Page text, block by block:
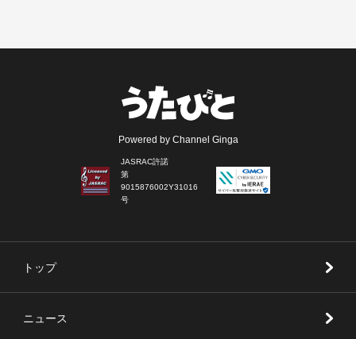
Powered by Channel Ginga
JASRAC許諾
第
9015876002Y31016
号
トップ
ニュース